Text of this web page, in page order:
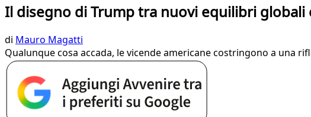
Il disegno di Trump tra nuovi equilibri
di Mauro Magatti
Qualunque cosa accada, le vicende americane costringono a una